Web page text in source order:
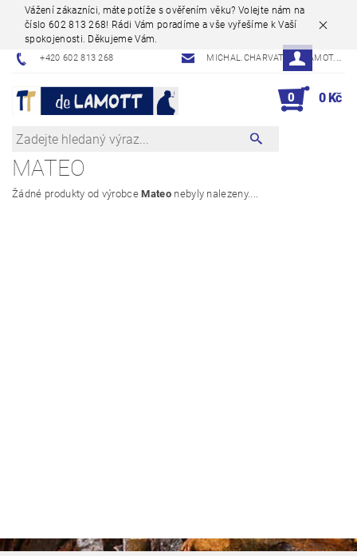
Vážení zákazníci, máte potíže s ověřením věku? Volejte nám na
číslo 602 813 268! Rádi Vám poradíme a vše vyřešíme k Vaší
spokojenosti. Děkujeme Vám.
+420 602 813 268 MICHAL.CHARVAT@DELAMOT.CZ
0 0 Kč
MATEO
Žádné produkty od výrobceMateonebyly nalezeny....